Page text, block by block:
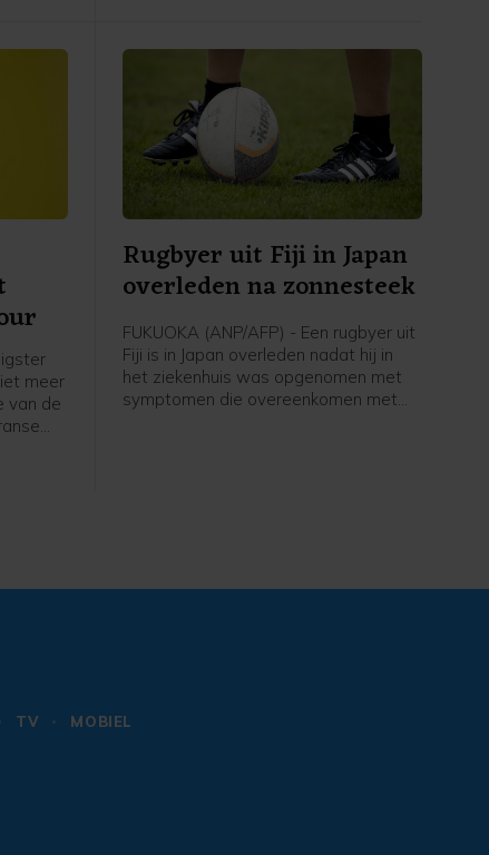
meer
van de
Rugbyer uit Fiji in Japan
overleden na zonnesteek
FUKUOKA (ANP/AFP) - Een rugbyer uit
Fiji is in Japan overleden nadat hij in
het ziekenhuis was opgenomen met
symptomen die overeenkomen met
TV
MOBIEL